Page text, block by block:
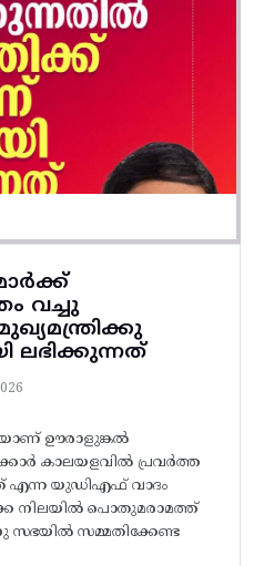
വച്ചു
ലഭിക്കുന്നത്
ഊരാളുങ്കൽ
കാലയളവിൽ പ്രവർത്ത
എന്ന യുഡിഎഫ് വാദം
നിലയിൽ പൊതുമരാമത്ത്
സഭയിൽ സമ്മതിക്കേണ്ട